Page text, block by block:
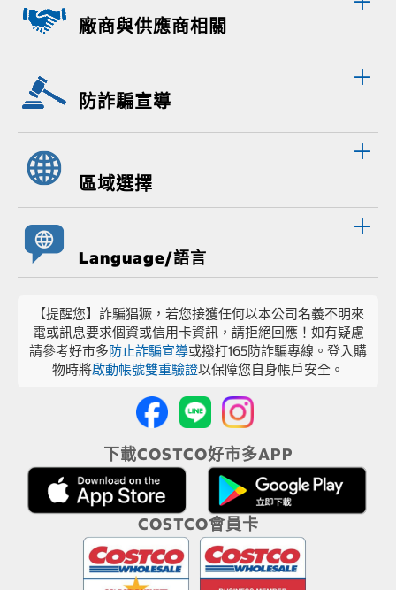
廠商與供應商相關
防詐騙宣導
區域選擇
Language/語言
【提醒您】詐騙猖獗，若您接獲任何以本公司名義不明來
電或訊息要求個資或信用卡資訊，請拒絕回應！如有疑慮
請參考好市多防止詐騙宣導或撥打165防詐騙專線。登入購
物時將啟動帳號雙重驗證以保障您自身帳戶安全。
下載COSTCO好市多APP
COSTCO會員卡